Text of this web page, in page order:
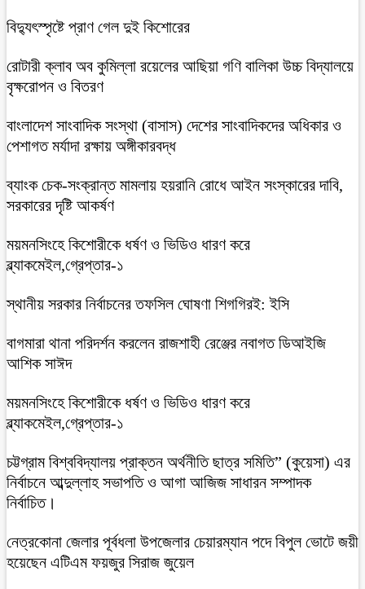
বিদ্যুৎস্পৃষ্টে প্রাণ গেল দুই কিশোরের
রোটারী ক্লাব অব কুমিল্লা রয়েলের আছিয়া গণি বালিকা উচ্চ বিদ্যালয়ে
বৃক্ষরোপন ও বিতরণ
বাংলাদেশ সাংবাদিক সংস্থা (বাসাস) দেশের সাংবাদিকদের অধিকার ও
পেশাগত মর্যাদা রক্ষায় অঙ্গীকারবদ্ধ
ব্যাংক চেক-সংক্রান্ত মামলায় হয়রানি রোধে আইন সংস্কারের দাবি,
সরকারের দৃষ্টি আকর্ষণ
ময়মনসিংহে কিশোরীকে ধর্ষণ ও ভিডিও ধারণ করে
ব্ল্যাকমেইল,গ্রেপ্তার-১
স্থানীয় সরকার নির্বাচনের তফসিল ঘোষণা শিগগিরই: ইসি
বাগমারা থানা পরিদর্শন করলেন রাজশাহী রেঞ্জের নবাগত ডিআইজি
আশিক সাঈদ
ময়মনসিংহে কিশোরীকে ধর্ষণ ও ভিডিও ধারণ করে
ব্ল্যাকমেইল,গ্রেপ্তার-১
চট্টগ্রাম বিশ্ববিদ্যালয় প্রাক্তন অর্থনীতি ছাত্র সমিতি” (কুয়েসা) এর
নির্বাচনে আব্দুল্লাহ সভাপতি ও আগা আজিজ সাধারন সম্পাদক
নির্বাচিত।
নেত্রকোনা জেলার পূর্বধলা উপজেলার চেয়ারম্যান পদে বিপুল ভোটে জয়ী
হয়েছেন এটিএম ফয়জুর সিরাজ জুয়েল